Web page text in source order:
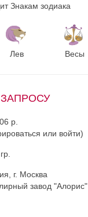
Знакам зодиака
Лев Весы
р.
или войти)
г. Москва
завод "Алорис"